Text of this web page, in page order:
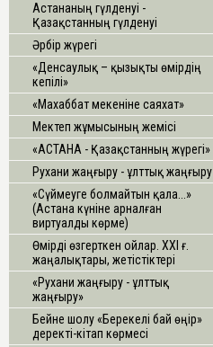
Астананың гүлденуі -
Қазақстанның гүлденуі
Әрбір жүрегі
«Денсаулық – қызықты өмірдің
кепілі»
«Махаббат мекеніне саяхат»
Мектеп жұмысының жемісі
«АСТАНА - Қазақстанның жүрегі»
Рухани жаңғыру - ұлттық жаңғыру
«Сүймеуге болмайтын қала...»
(Астана күніне арналған
виртуалды көрме)
Өмірді өзгерткен ойлар. ХХІ ғ.
жаңалықтары, жетістіктері
«Рухани жаңғыру - ұлттық
жаңғыру»
Бейне шолу «Берекелі бай өңір»
деректі-кітап көрмесі